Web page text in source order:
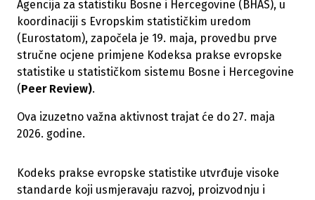
Agencija za statistiku Bosne i Hercegovine (BHAS), u
koordinaciji s Evropskim statističkim uredom
(Eurostatom), započela je 19. maja, provedbu prve
stručne ocjene primjene Kodeksa prakse evropske
statistike u statističkom sistemu Bosne i Hercegovine
(Peer Review).
Ova izuzetno važna aktivnost trajat će do 27. maja
2026. godine.
Kodeks prakse evropske statistike utvrđuje visoke
standarde koji usmjeravaju razvoj, proizvodnju i